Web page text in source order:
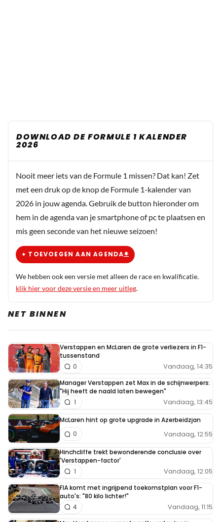
DOWNLOAD DE FORMULE 1 KALENDER
2026
Nooit meer iets van de Formule 1 missen? Dat kan! Zet
met een druk op de knop de Formule 1-kalender van
2026 in jouw agenda. Gebruik de button hieronder om
hem in de agenda van je smartphone of pc te plaatsen en
mis geen seconde van het nieuwe seizoen!
+ TOEVOEGEN AAN AGENDA
We hebben ook een versie met alleen de race en kwalificatie.
klik hier voor deze versie en meer uitleg.
NET BINNEN
Verstappen en McLaren de grote verliezers in F1-
tussenstand
Vandaag, 14:35
0
Manager Verstappen zet Max in de schijnwerpers:
"Hij heeft de naald laten bewegen"
Vandaag, 13:45
1
McLaren hint op grote upgrade in Azerbeidzjan
Vandaag, 12:55
0
Hinchcliffe trekt bewonderende conclusie over
'Verstappen-factor'
Vandaag, 12:05
1
FIA komt met ingrijpend toekomstplan voor F1-
auto's: "80 kilo lichter!"
Vandaag, 11:15
4